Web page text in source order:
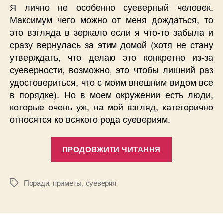
Я лично не особенно суеверный человек.
Максимум чего можно от меня дождаться, то
это взгляда в зеркало если я что-то забыла и
сразу вернулась за этим домой (хотя не стану
утверждать, что делаю это конкретно из-за
суеверности, возможно, это чтобы лишний раз
удостовериться, что с моим внешним видом все
в порядке). Но в моем окружении есть люди,
которые очень уж, на мой взгляд, категорично
относятся ко всякого рода суевериям.
ПРОДОВЖИТИ ЧИТАННЯ
Позначки
Поради, приметы, суеверия